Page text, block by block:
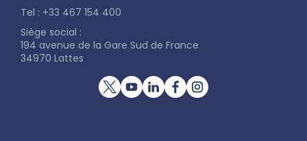
Tel : +33 467 154 400
Siège social :
194 avenue de la Gare Sud de France
34970 Lattes